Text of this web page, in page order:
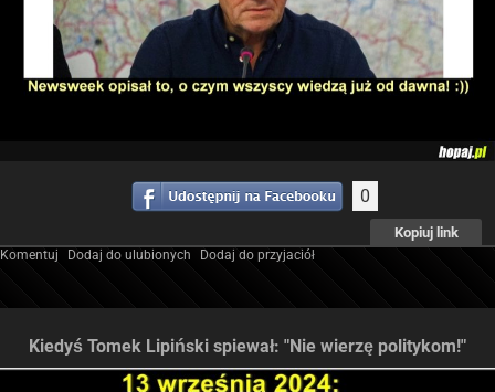
0
Kopiuj link
Komentuj Dodaj do ulubionych Dodaj do przyjaciół
Kiedyś Tomek Lipiński spiewał: "Nie wierzę politykom!"